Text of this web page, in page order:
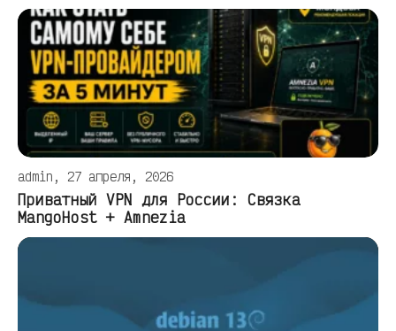
admin, 27 апреля, 2026
Приватный VPN для России: Связка
MangoHost + Amnezia